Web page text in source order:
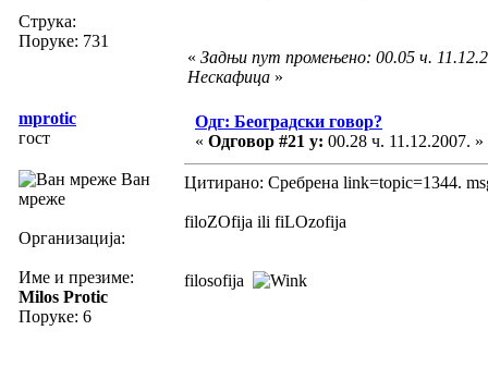
Струка:
Поруке: 731
« Задњи пут промењено: 00.05 ч.
Нескафица »
mprotic
гост
Ван
мреже
Организација:
Име и презиме:
Milos Protic
Поруке: 6
Одг: Београдски говор?
« Одговор #21 у: 00.28 ч. 11.12.2007. »
Цитирано: Сребрена link=topic=1344.
filoZOfija ili fiLOzofija
filosofija